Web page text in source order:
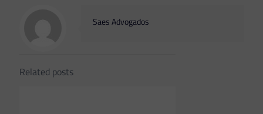
Saes Advogados
Related posts